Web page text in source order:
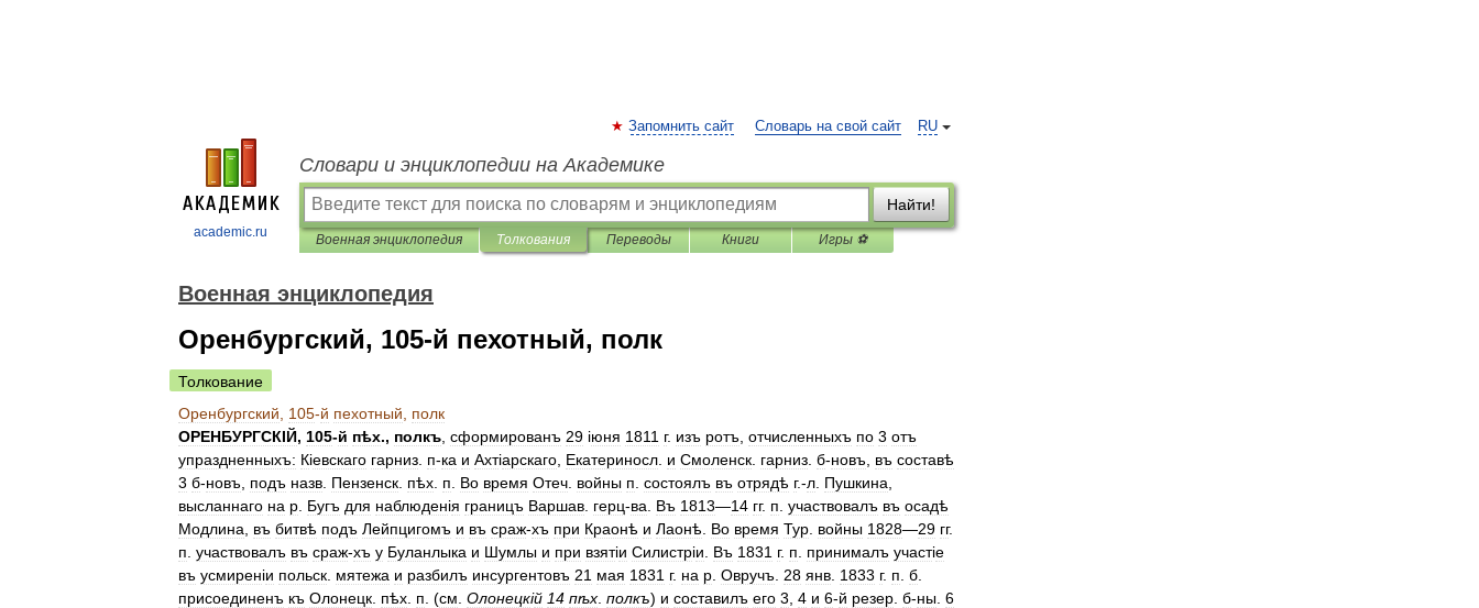
academic.ru
RU
Запомнить сайт Словарь на свой сайт
Словари и энциклопедии на Академике
Найти!
Военная энциклопедия Толкования Переводы Книги Игры ⚽
Военная энциклопедия
Оренбургский, 105-й пехотный, полк
Толкование
Оренбургский
105-й пехотный
полк
ОРЕНБУРГСКІЙ, 105-й пѣх., полкъ сформированъ 29 іюня 1811 г. изъ ротъ отчисленныхъ по 3 отъ
упраздненныхъ: Кіевскаго гарниз п-ка и Ахтіарскаго Екатериносл и Смоленск гарниз б-новъ въ составѣ
3 б-новъ подъ назв Пензенск пѣх п Во время Отеч войны п состоялъ въ отрядѣ г.-л Пушкина
высланнаго на р Бугъ для наблюденія границъ Варшав герц-ва Въ 1813—14 гг. п участвовалъ въ осадѣ
Модлина
въ битвѣ подъ Лейпцигомъ и въ сраж-хъ при Краонѣ и Лаонѣ Во время Тур войны 1828—29 гг.
п участвовалъ въ сраж-хъ у Буланлыка и Шумлы и при взятіи Силистріи Въ 1831 г. п принималъ участіе
въ усмиреніи польск мятежа и разбилъ инсургентовъ 21 мая 1831 г. на р Овручъ 28 янв 1833 г. п б
присоединенъ къ Олонецк пѣх п . (см Олонецкій 14 пѣх полкъ) и составилъ его 3 4 и 6-й резер б-ны 6